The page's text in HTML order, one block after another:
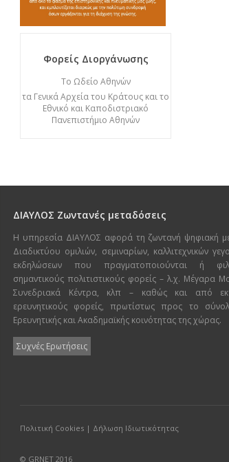
Φορείς Διοργάνωσης
Το Ωδείο Αθηνών
τα Γενικά Αρχεία του Κράτους και το
Εθνικό και Καποδιστριακό
Πανεπιστήμιο Αθηνών
ΔΙΑΥΛΟΣ Ζωντανές μεταδόσεις
Η υπηρεσία ΔΙΑΥΛΟΣ αφορά τη ζωντανή ψηφιακή
Διαδικτύου ομιλιών, σεμιναρίων, καλλιτεχνικών
εκδηλώσεων που πραγματοποιούνται ή
σημαντικούς πολιτιστικούς φορείς – λ.χ. Μέγαρα
Συνεδριακά Κέντρα, κλπ – καθώς και από
ερευνητικούς φορείς, πρωτίστως προς το
Ερευνητικής και Ακαδημαϊκής κοινότητας της χώρας.
Συχνές Ερωτήσεις
Πολιτική Cookies | Δήλωση Ιδιωτικότητας
© GRNET 2016